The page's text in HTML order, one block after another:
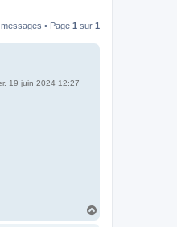
messages • Page 1 sur 1
19 juin 2024 12:27